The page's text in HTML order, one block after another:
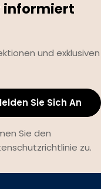
informiert
und exklusiven
Sie Sich An
Sie den
zu.